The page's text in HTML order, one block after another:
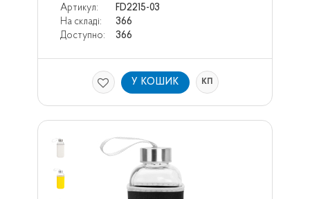
Артикул:
FD2215-03
На складі:
366
Доступно:
366
У КОШИК КП